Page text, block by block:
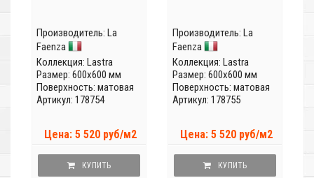
Производитель: La
Faenza
Коллекция: Lastra
Размер: 600x600 мм
Поверхность: матовая
Артикул: 178754
Цена: 5 520 руб/м2
КУПИТЬ
Производитель: La
Faenza
Коллекция: Lastra
Размер: 600x600 мм
Поверхность: матовая
Артикул: 178755
Цена: 5 520 руб/м2
КУПИТЬ